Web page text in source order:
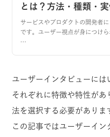
とは？方法・種類・
サービスやプロダクトの開発者
です。ユーザー視点が身につけ
…
ユーザーインタビューには
それぞれに特徴や特性が
法を選択する必要がありま
この記事ではユーザーイ